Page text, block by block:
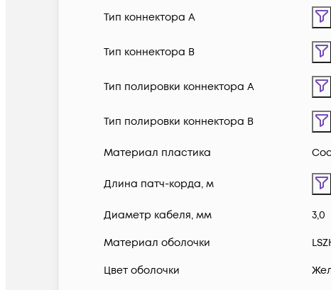
Тип коннектора A
Тип коннектора B
Тип полировки коннектора A
Тип полировки коннектора B
Материал пластика
Длина патч-корда, м
Диаметр кабеля, мм 3,0
Материал оболочки
Цвет оболочки